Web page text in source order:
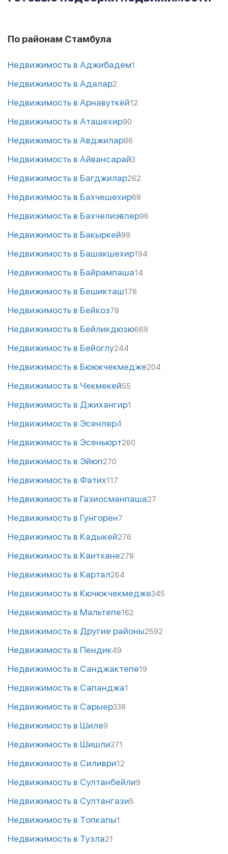
По районам Стамбула
Недвижимость в Аджибадем1
Недвижимость в Адалар2
Недвижимость в Арнавуткёй12
Недвижимость в Аташехир90
Недвижимость в Авджилар86
Недвижимость в Айвансарай3
Недвижимость в Багджилар262
Недвижимость в Бахчешехир68
Недвижимость в Бахчелиэвлер96
Недвижимость в Бакыркей99
Недвижимость в Башакшехир194
Недвижимость в Байрампаша14
Недвижимость в Бешикташ178
Недвижимость в Бейкоз78
Недвижимость в Бейликдюзю669
Недвижимость в Бейоглу244
Недвижимость в Бююкчекмедже204
Недвижимость в Чекмекей55
Недвижимость в Джихангир1
Недвижимость в Эсенлер4
Недвижимость в Эсеньюрт260
Недвижимость в Эйюп270
Недвижимость в Фатих117
Недвижимость в Газиосманпаша27
Недвижимость в Гунгорен7
Недвижимость в Кадыкей276
Недвижимость в Каитхане278
Недвижимость в Картал264
Недвижимость в Кючюкчекмедже345
Недвижимость в Мальтепе162
Недвижимость в Другие районы2592
Недвижимость в Пендик49
Недвижимость в Санджактепе19
Недвижимость в Сапанджа1
Недвижимость в Сарыер338
Недвижимость в Шиле9
Недвижимость в Шишли371
Недвижимость в Силиври12
Недвижимость в Султанбейли9
Недвижимость в Султангази5
Недвижимость в Топкапы1
Недвижимость в Тузла21